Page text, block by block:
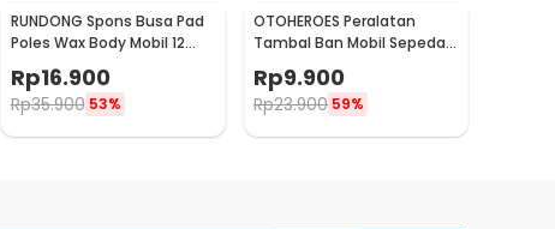
RUNDONG Spons Busa Pad
Poles Wax Body Mobil 12
PCS - R2010
Rp16.900
Rp35.900 53%
OTOHEROES Peralatan
Tambal Ban Mobil Sepeda
Rp9.900
Rp23.900 59%